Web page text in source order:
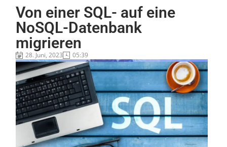
Von einer SQL- auf eine
NoSQL-Datenbank
migrieren
28. Juni, 2023 05:39